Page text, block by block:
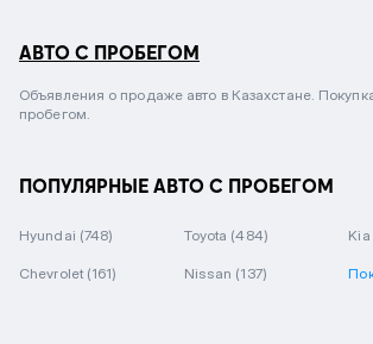
АВТО С ПРОБЕГОМ
Объявления о продаже авто в Казахстане.
пробегом.
ПОПУЛЯРНЫЕ АВТО С ПРОБЕГОМ
Hyundai (748) Toyota (484) Kia
Chevrolet (161) Nissan (137)